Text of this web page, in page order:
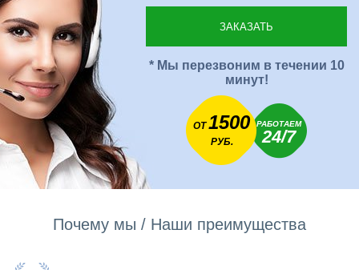
* Мы перезвоним в течении 10
минут!
ОТ1500
РУБ.
РАБОТАЕМ
24/7
Почему мы / Наши преимущества